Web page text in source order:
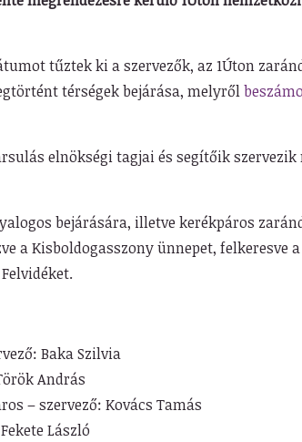
tűztek ki a szervezők, az 1Úton
térségek bejárása, melyről
elnökségi tagjai és segítőik szervezik
bejárására, illetve kerékpáros
a Kisboldogasszony ünnepet, felkeresve
Baka Szilvia
András
– szervező: Kovács Tamás
László